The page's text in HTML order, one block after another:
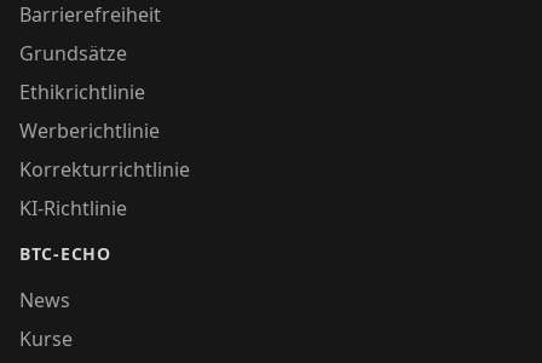
Barrierefreiheit
Grundsätze
Ethikrichtlinie
Werberichtlinie
Korrekturrichtlinie
KI-Richtlinie
BTC-ECHO
News
Kurse